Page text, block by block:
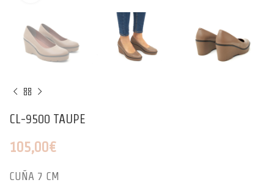
CL-9500 TAUPE
105,00€
CUÑA 7 CM